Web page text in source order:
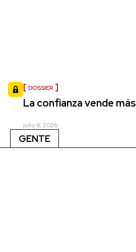
DOSSIER
La confianza vende
julio 8, 2026
GENTE